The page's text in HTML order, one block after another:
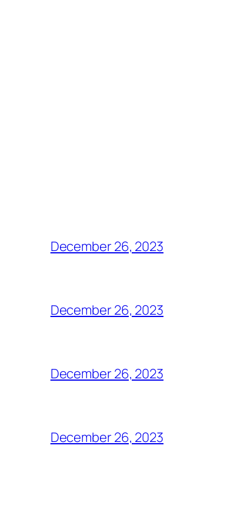
December 26, 2023
December 26, 2023
December 26, 2023
December 26, 2023